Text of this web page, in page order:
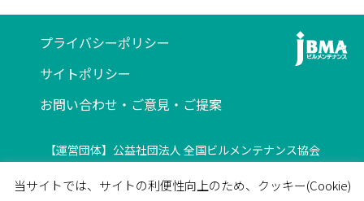
プライバシーポリシー
サイトポリシー
お問い合わせ・ご意見・ご提案
【運営団体】公益社団法人 全国ビルメンテナンス協会
ビルメンテナンス会館5F
当サイトでは、サイトの利便性向上のため、クッキー(Cookie)